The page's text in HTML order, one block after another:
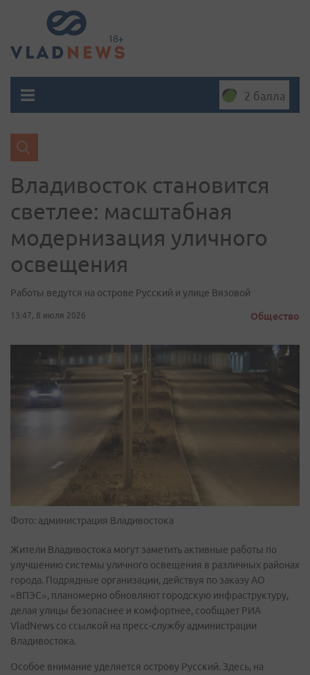
2 балла
Владивосток становится
светлее: масштабная
модернизация уличного
освещения
Работы ведутся на острове Русский и улице Вязовой
13:47, 8 июля 2026 Общество
Фото: администрация Владивостока
Жители Владивостока могут заметить активные работы по
улучшению системы уличного освещения в различных районах
города. Подрядные организации, действуя по заказу АО
«ВПЭС», планомерно обновляют городскую инфраструктуру,
делая улицы безопаснее и комфортнее, сообщает РИА
VladNews со ссылкой на пресс-службу администрации
Владивостока.
Особое внимание уделяется острову Русский. Здесь, на